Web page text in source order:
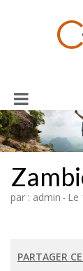
Toggle
navigation
par : admin - Le
PARTAGER